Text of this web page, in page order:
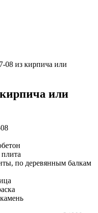
08 из кирпича или
или
по деревянным балкам